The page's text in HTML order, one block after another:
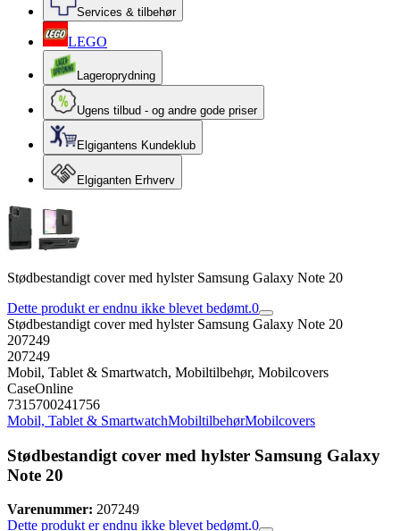
Services & tilbehør
LEGO
Lageroprydning
Ugens tilbud - og andre gode priser
Elgigantens Kundeklub
Elgiganten Erhverv
Stødbestandigt cover med hylster Samsung Galaxy Note 20
Dette produkt er endnu ikke blevet bedømt.0
Stødbestandigt cover med hylster Samsung Galaxy Note 20
207249
207249
Mobil, Tablet & Smartwatch, Mobiltilbehør, Mobilcovers
CaseOnline
7315700241756
Mobil, Tablet & SmartwatchMobiltilbehørMobilcovers
Stødbestandigt cover med hylster Samsung Galaxy
Note 20
Varenummer: 207249
Dette produkt er endnu ikke blevet bedømt.0